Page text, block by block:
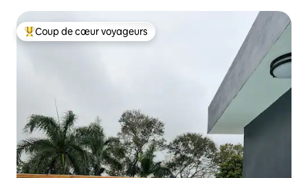
Coups de cœur voyageurs les plus appréciés
Coup de cœur voyageurs